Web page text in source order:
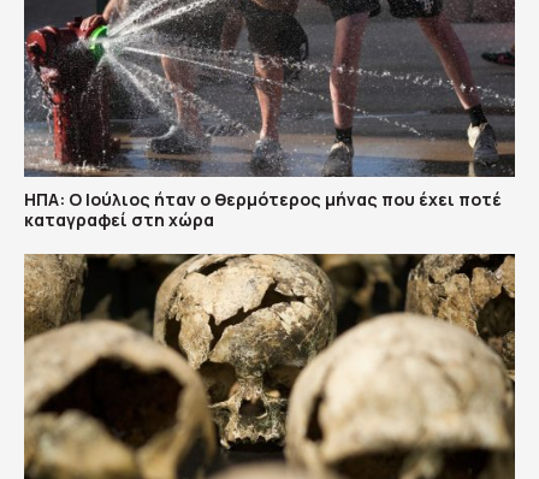
ΗΠΑ: Ο Ιούλιος ήταν ο θερμότερος μήνας που έχει ποτέ
καταγραφεί στη χώρα